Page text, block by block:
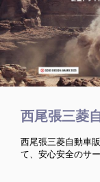
西尾張三菱
西尾張三菱自動車
て、安心安全のサ